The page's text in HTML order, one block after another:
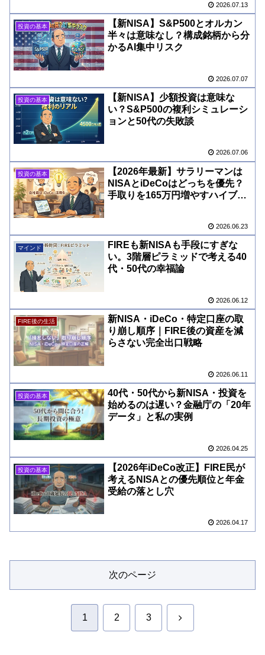
2026.07.13
投資の基本
【新NISA】S&P500とオルカン
半々は意味なし？構成銘柄から分
かるAI集中リスク
2026.07.07
投資の基本
【新NISA】少額投資は意味な
い？S&P500の複利シミュレーシ
ョンと50代の失敗談
2026.07.06
投資の基本
【2026年最新】サラリーマンは
NISAとiDeCoはどっちを優先？
手取りを165万円増やすハイブリ
2026.06.23
マインド
FIREも新NISAも手段にすぎな
い。3階層ピラミッドで考える40
代・50代の幸福論
2026.06.12
FIRE後の生活
新NISA・iDeCo・特定口座の取
り崩し順序｜FIRE後の資産を減
らさない完全出口戦略
2026.06.11
投資の基本
40代・50代から新NISA・投資を
始めるのは遅い？金融庁の「20年
データ」と私の実例
2026.04.25
投資の基本
【2026年iDeCo改正】FIRE民が
考えるNISAとの優先順位と年金
受給の落とし穴
2026.04.17
次のページ
1 2 3 次